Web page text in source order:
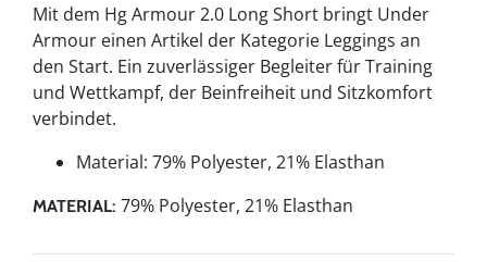
Mit dem Hg Armour 2.0 Long Short bringt Under
Armour einen Artikel der Kategorie Leggings an
den Start. Ein zuverlässiger Begleiter für Training
und Wettkampf, der Beinfreiheit und Sitzkomfort
verbindet.
Material: 79% Polyester, 21% Elasthan
MATERIAL: 79% Polyester, 21% Elasthan